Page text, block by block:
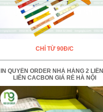
CHỈ TỪ 90Đ/C
IN QUYỂN ORDER NHÀ HÀNG 2
LIÊN CACBON GIÁ RẺ HÀ NỘI